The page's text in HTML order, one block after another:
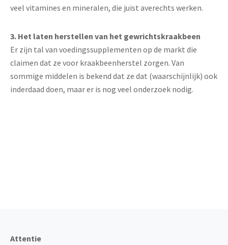
veel vitamines en mineralen, die juist averechts werken.
3. Het laten herstellen van het gewrichtskraakbeen
Er zijn tal van voedingssupplementen op de markt die
claimen dat ze voor kraakbeenherstel zorgen. Van
sommige middelen is bekend dat ze dat (waarschijnlijk) ook
inderdaad doen, maar er is nog veel onderzoek nodig.
Attentie